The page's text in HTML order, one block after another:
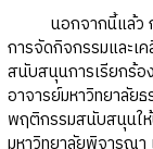
นอกจากนี้แล้ว กลุ่
การจัดกิจกรรมและเ
สนับสนุนการเรียกร้อ
อาจารย์มหาวิทยาลัย
พฤติกรรมสนับสนุนใ